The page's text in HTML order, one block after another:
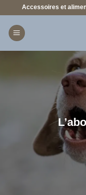
Passer
contenu
Accessoires et